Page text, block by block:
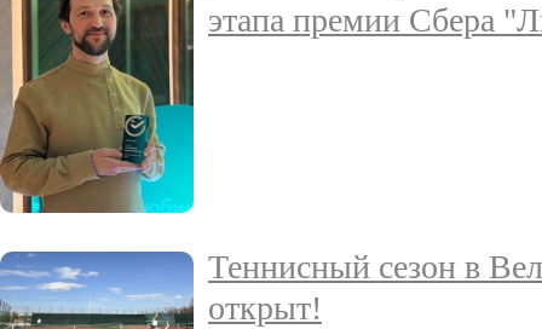
этапа премии Сбера
Теннисный сезон в
открыт!